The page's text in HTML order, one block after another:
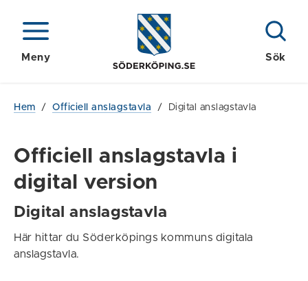
Meny Sök
Hem / Officiell anslagstavla / Digital anslagstavla
Officiell anslagstavla i
digital version
Digital anslagstavla
Här hittar du Söderköpings kommuns digitala
anslagstavla.